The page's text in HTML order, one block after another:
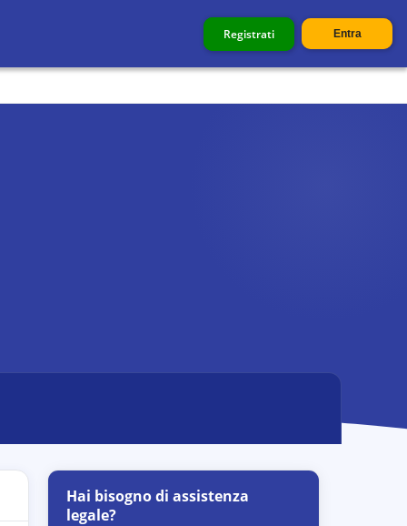
Registrati Entra
Hai bisogno di assistenza
legale?